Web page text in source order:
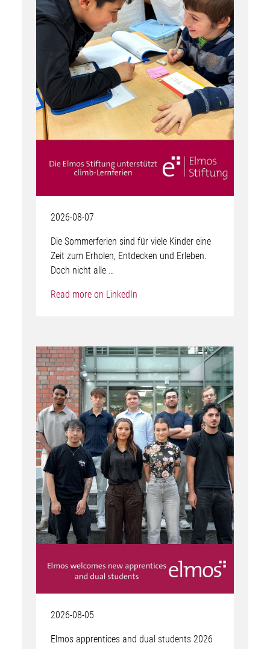
2026-08-07
Die Sommerferien sind für viele Kinder eine
Zeit zum Erholen, Entdecken und Erleben.
Doch nicht alle …
Read more on LinkedIn
2026-08-05
Elmos apprentices and dual students 2026